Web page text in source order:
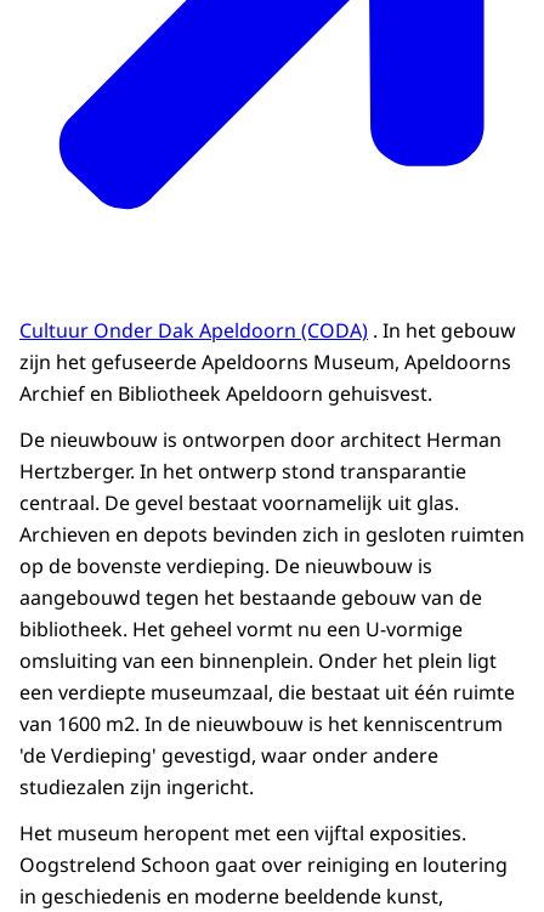
Cultuur Onder Dak Apeldoorn (CODA) . In het gebouw
zijn het gefuseerde Apeldoorns Museum, Apeldoorns
Archief en Bibliotheek Apeldoorn gehuisvest.
De nieuwbouw is ontworpen door architect Herman
Hertzberger. In het ontwerp stond transparantie
centraal. De gevel bestaat voornamelijk uit glas.
Archieven en depots bevinden zich in gesloten ruimten
op de bovenste verdieping. De nieuwbouw is
aangebouwd tegen het bestaande gebouw van de
bibliotheek. Het geheel vormt nu een U-vormige
omsluiting van een binnenplein. Onder het plein ligt
een verdiepte museumzaal, die bestaat uit één ruimte
van 1600 m2. In de nieuwbouw is het kenniscentrum
'de Verdieping' gevestigd, waar onder andere
studiezalen zijn ingericht.
Het museum heropent met een vijftal exposities.
Oogstrelend Schoon gaat over reiniging en loutering
in geschiedenis en moderne beeldende kunst,